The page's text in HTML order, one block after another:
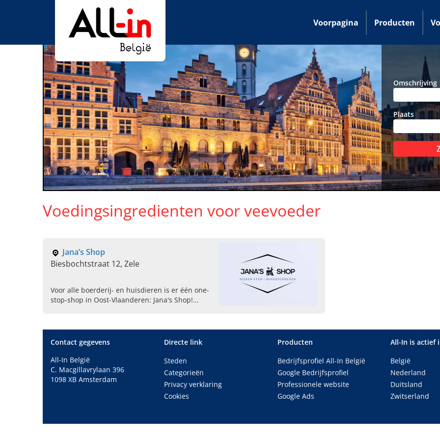
Voorpagina Producten
Omschrijving
Plaats
Voedingsingredienten voor veevoeder
Jana’s Shop
Biesbochtstraat 12, Zele
Voor alle boerderij- en huisdieren is er één one-
stop-shop in Oost-Vlaanderen: Jana's Shop!
Contact gegevens
All-In België
C. Macgillavrylaan 396
1098 XB Amsterdam
Directe link
Steden
Categorieën
Privacy verklaring
Cookies
Producten
Bedrijfsprofiel All-In België
Google Bedrijfsprofiel
Professionele website
Google Ads
All-In is actief
België
Nederland
Duitsland
Zwitserland